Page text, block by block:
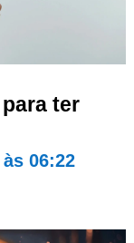
ter
06:22